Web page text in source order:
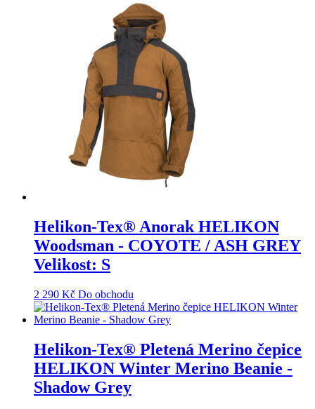
Helikon-Tex® Anorak HELIKON
Woodsman - COYOTE / ASH GREY
Velikost: S
2 290 Kč Do obchodu
Helikon-Tex® Pletená Merino čepice
HELIKON Winter Merino Beanie -
Shadow Grey